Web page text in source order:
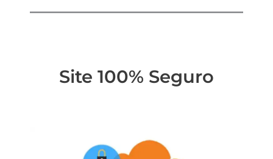
Site 100% Seguro